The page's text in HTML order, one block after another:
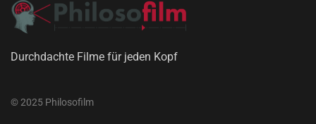
Durchdachte Filme für jeden Kopf
© 2025 Philosofilm